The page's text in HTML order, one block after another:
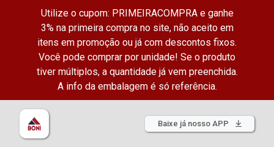
Utilize o cupom: PRIMEIRACOMPRA e ganhe
3% na primeira compra no site, não aceito em
itens em promoção ou já com descontos fixos.
Você pode comprar por unidade! Se o produto
tiver múltiplos, a quantidade já vem preenchida.
A info da embalagem é só referência.
Baixe já nosso APP